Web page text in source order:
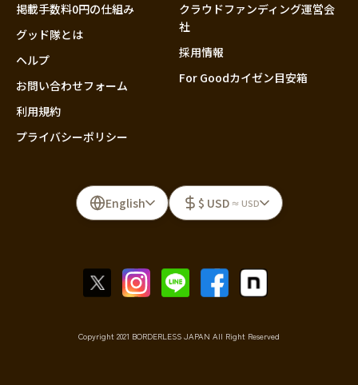
掲載手数料0円の仕組み
グッド隊とは
ヘルプ
お問い合わせフォーム
利用規約
プライバシーポリシー
クラウドファンディング運営会
社
採用情報
For Goodカイゼン目安箱
English $ USD ≈ USD
Copyright 2021 BORDERLESS JAPAN All Right Reserved